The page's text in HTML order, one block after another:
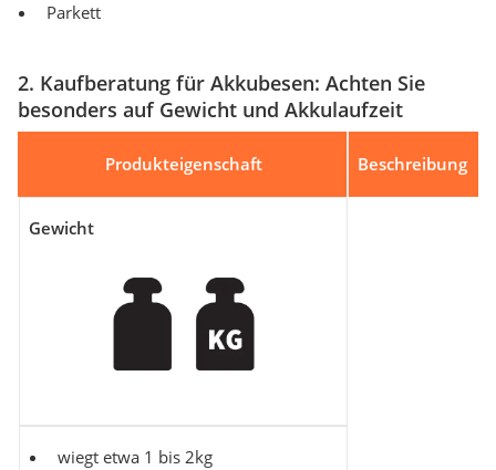
Parkett
2. Kaufberatung für Akkubesen: Achten Sie
besonders auf Gewicht und Akkulaufzeit
Produkteigenschaft Beschreibung
Gewicht
wiegt etwa 1 bis 2kg